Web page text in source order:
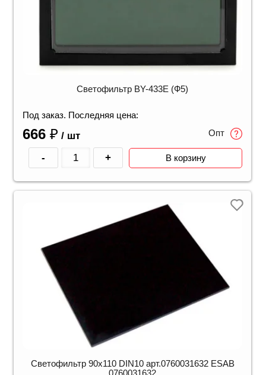
Светофильтр BY-433E (Ф5)
Под заказ. Последняя цена:
666 ₽ / шт Опт
- + В корзину
Светофильтр 90х110 DIN10 арт.0760031632 ESAB
0760031632